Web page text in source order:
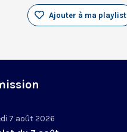
Ajouter à ma playlist
7 août 2026